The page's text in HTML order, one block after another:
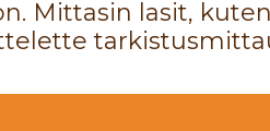
Mittasin lasit, kuten